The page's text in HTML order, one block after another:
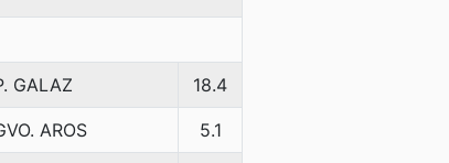
GALAZ 18.4
AROS 5.1